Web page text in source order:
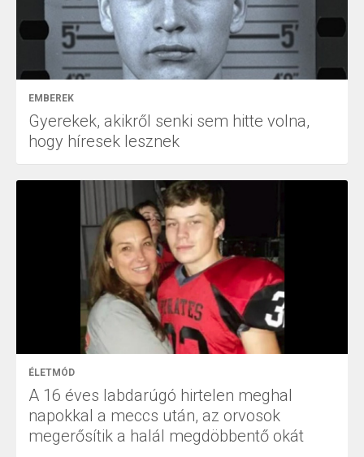
EMBEREK
Gyerekek, akikről senki sem hitte volna,
hogy híresek lesznek
ÉLETMÓD
A 16 éves labdarúgó hirtelen meghal
napokkal a meccs után, az orvosok
megerősítik a halál megdöbbentő okát